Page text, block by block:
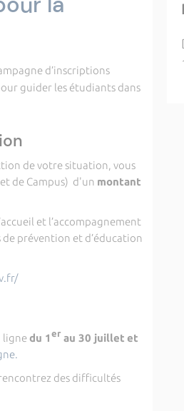
d’inscriptions
guider les étudiants dans
de votre situation, vous
de Campus) d'un montant
et l’accompagnement
prévention et d’éducation
lignedu 1 er au 30 juillet et
des difficultés